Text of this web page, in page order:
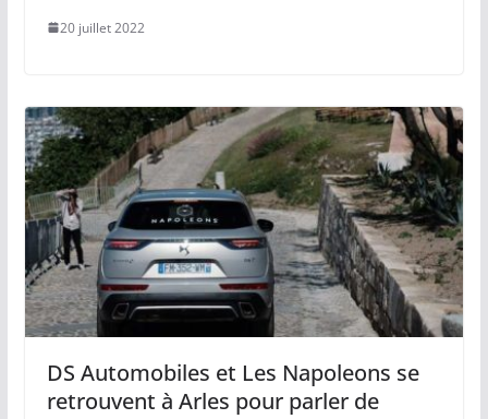
20 juillet 2022
DS Automobiles et Les Napoleons se
retrouvent à Arles pour parler de